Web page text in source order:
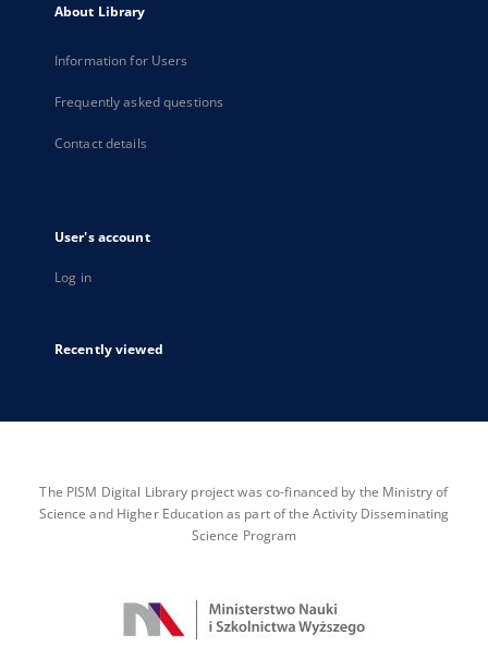
About Library
Information for Users
Frequently asked questions
Contact details
User's account
Log in
Recently viewed
The PISM Digital Library project was co-financed by the Ministry of
Science and Higher Education as part of the Activity Disseminating
Science Program